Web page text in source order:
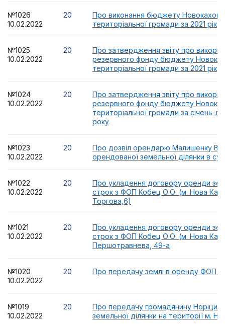
№1026
10.02.2022
20
Про виконання бюджету
територіальної громади за 2021 рік
№1025
10.02.2022
20
Про затвердження звіту про
резервного фонду бюджету
територіальної громади за 2021 рік
№1024
10.02.2022
20
Про затвердження звіту про
резервного фонду бюджету
територіальної громади за січень-
року
№1023
10.02.2022
20
Про дозвіл орендарю Малишенку
орендованої земельної ділянки в
№1022
10.02.2022
20
Про укладення договору оренди
строк з ФОП Кобец О.О. (м. Нова
Торгова,6)
№1021
10.02.2022
20
Про укладення договору оренди
строк з ФОП Кобец О.О. (м. Нова
Першотравнева, 49-а
№1020
10.02.2022
20 Про передачу землі в оренду ФОП
№1019
10.02.2022
20
Про передачу громадянину Норіцину
земельної ділянки на території м.